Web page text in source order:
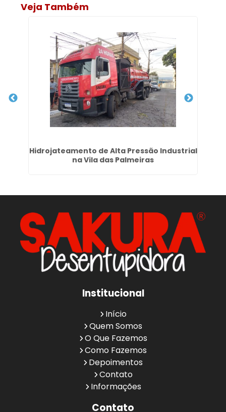
Veja Também
Hidrojateamento de Alta Pressão Industrial
na Vila das Palmeiras
Institucional
Início
Quem Somos
O Que Fazemos
Como Fazemos
Depoimentos
Contato
Informações
Contato